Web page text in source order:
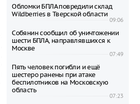
Обломки БПЛА повредили склад
Wildberries в Тверской области
09:06
Собянин сообщил об уничтожении
шести БПЛА, направлявшихся к
Москве
07:49
Пять человек погибли и ещё
шестеро ранены при атаке
беспилотников на Московскую
область
07:23